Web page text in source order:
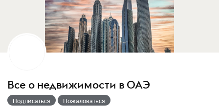
Все о недвижимости в ОАЭ
Подписаться Пожаловаться